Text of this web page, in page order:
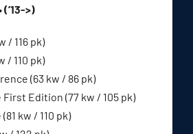
(’13->)
/ 116 pk)
/ 110 pk)
(63 kw / 86 pk)
First Edition (77 kw / 105 pk)
kw / 110 pk)